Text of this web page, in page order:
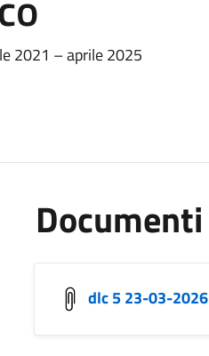
2021 – aprile 2025
Documenti
dlc 5 23-03-2026